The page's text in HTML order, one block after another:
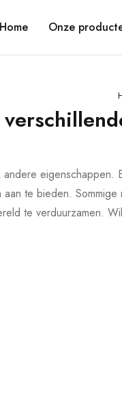
Home Onze
te bieden.
te verduurzamen.